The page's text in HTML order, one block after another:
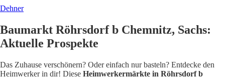
Dehner
Baumarkt Röhrsdorf b Chemnitz, Sachs:
Aktuelle Prospekte
Das Zuhause verschönern? Oder einfach nur basteln? Entdecke den
Heimwerker in dir! Diese Heimwerkermärkte in Röhrsdorf b